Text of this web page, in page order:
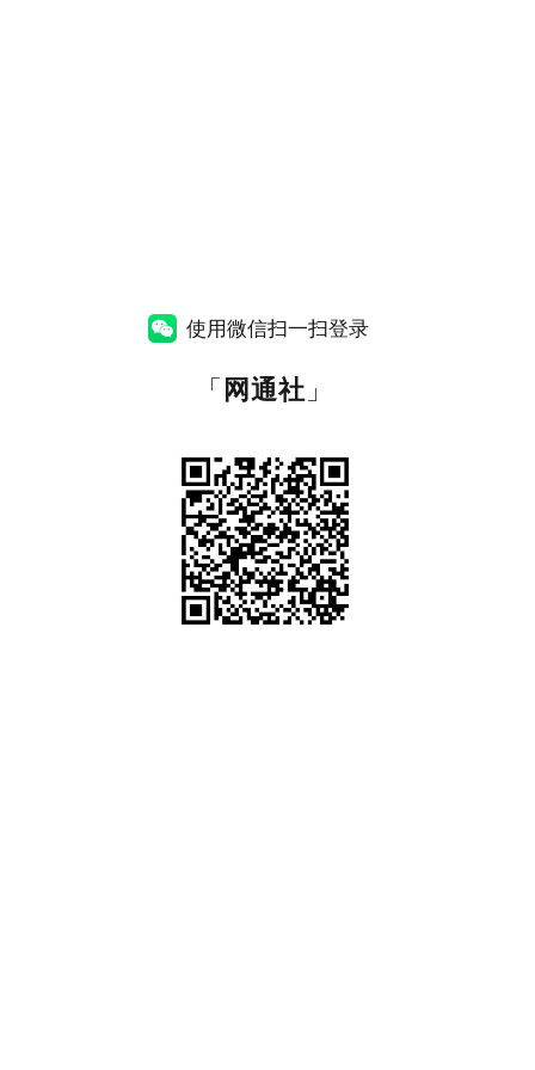
使用微信扫一扫登录
「 网通社 」